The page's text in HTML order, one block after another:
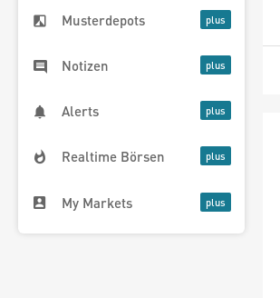
Musterdepots
Notizen
Alerts
Realtime Börsen
My Markets